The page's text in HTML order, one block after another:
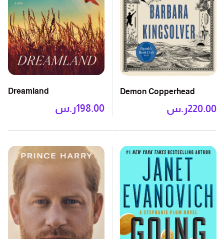
Demon Copperhead
ر.س220.00
Dreamland
ر.س198.00